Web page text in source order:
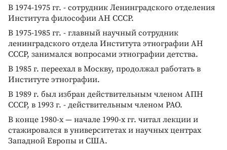
В 1974-1975 гг. - сотрудник Ленинградского отделения
Института философии АН СССР.
В 1975-1985 гг. - главный научный сотрудник
ленинградского отдела Института этнографии АН
СССР, занимался вопросами этнографии детства.
В 1985 г. переехал в Москву, продолжал работать в
Институте этнографии.
В 1989 г. был избран действительным членом АПН
СССР, в 1993 г. - действительным членом РАО.
В конце 1980-х — начале 1990-х гг. читал лекции и
стажировался в университетах и научных центрах
Западной Европы и США.